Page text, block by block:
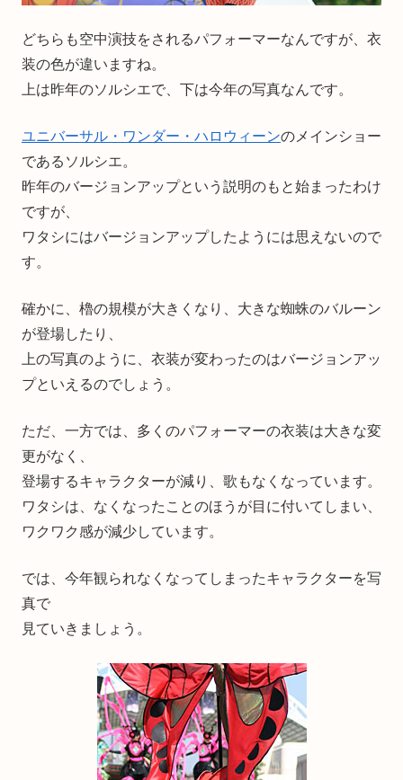
どちらも空中演技をされるパフォーマーなんですが、衣
装の色が違いますね。
上は昨年のソルシエで、下は今年の写真なんです。
ユニバーサル・ワンダー・ハロウィーンのメインショー
であるソルシエ。
昨年のバージョンアップという説明のもと始まったわけ
ですが、
ワタシにはバージョンアップしたようには思えないので
す。
確かに、櫓の規模が大きくなり、大きな蜘蛛のバルーン
が登場したり、
上の写真のように、衣装が変わったのはバージョンアッ
プといえるのでしょう。
ただ、一方では、多くのパフォーマーの衣装は大きな変
更がなく、
登場するキャラクターが減り、歌もなくなっています。
ワタシは、なくなったことのほうが目に付いてしまい、
ワクワク感が減少しています。
では、今年観られなくなってしまったキャラクターを写
真で
見ていきましょう。